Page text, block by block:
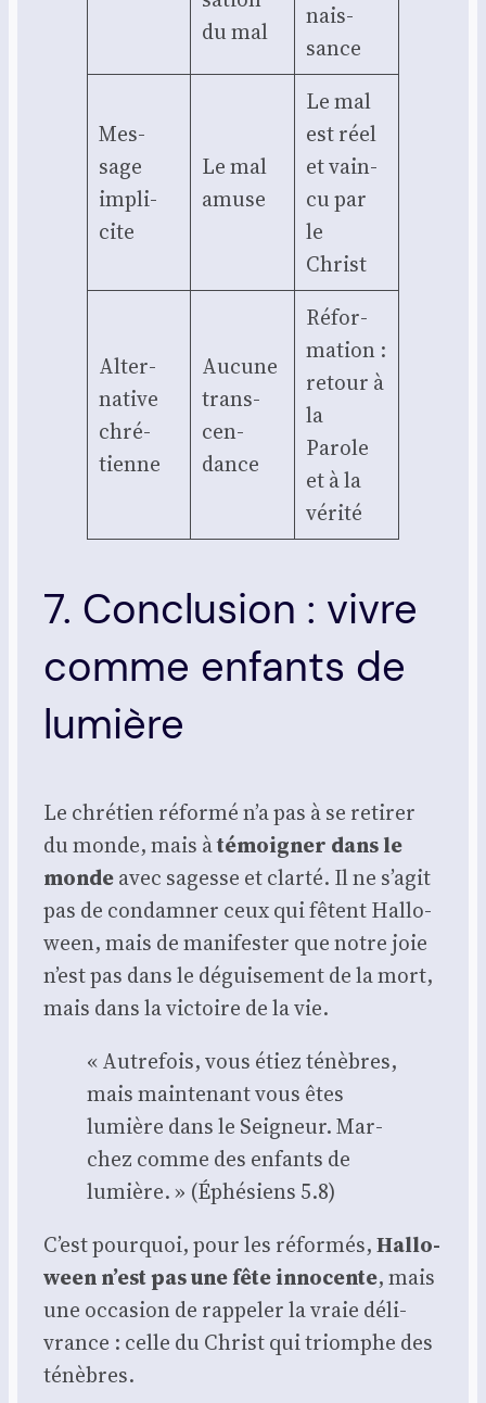
du mal
nais­
sance
Mes­
sage
impli­
cite
Le mal
amuse
Le mal
est réel
et vain­
cu par
le
Christ
Alter­
na­tive
chré­
tienne
Aucune
trans­
cen­
dance
Réfor­
ma­tion :
retour à
la
Parole
et à la
véri­té
7. Conclusion : vivre
comme enfants de
lumière
Le chré­tien réfor­mé n’a pas à se reti­rer
du monde, mais àtémoi­gner dans le
mondeavec sagesse et clar­té. Il ne s’agit
pas de condam­ner ceux qui fêtent Hal­lo­
ween, mais de mani­fes­ter que notre joie
n’est pas dans le dégui­se­ment de la mort,
mais dans la vic­toire de la vie.
« Autre­fois, vous étiez ténèbres,
mais main­te­nant vous êtes
lumière dans le Sei­gneur. Mar­
chez comme des enfants de
lumière. » (Éphé­siens 5.8)
C’est pour­quoi, pour les réfor­més,Hal­lo­
ween n’est pas une fête inno­cente, mais
une occa­sion de rap­pe­ler la vraie déli­
vrance : celle du Christ qui triomphe des
ténèbres.